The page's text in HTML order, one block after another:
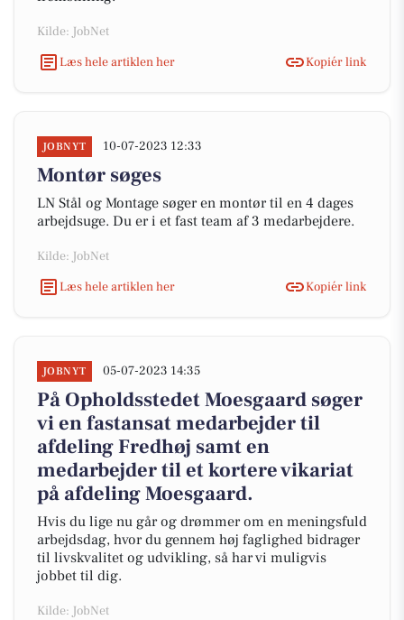
Kilde: JobNet
Læs hele artiklen her
Kopiér link
JOBNYT 10-07-2023 12:33
Montør søges
LN Stål og Montage søger en montør til en 4 dages
arbejdsuge. Du er i et fast team af 3 medarbejdere.
Kilde: JobNet
Læs hele artiklen her
Kopiér link
JOBNYT 05-07-2023 14:35
På Opholdsstedet Moesgaard søger
vi en fastansat medarbejder til
afdeling Fredhøj samt en
medarbejder til et kortere vikariat
på afdeling Moesgaard.
Hvis du lige nu går og drømmer om en meningsfuld
arbejdsdag, hvor du gennem høj faglighed bidrager
til livskvalitet og udvikling, så har vi muligvis
jobbet til dig.
Kilde: JobNet